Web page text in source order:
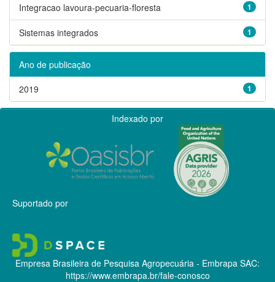
1
Integracao lavoura-pecuaria-floresta
1
Sistemas integrados
Ano de publicação
1
2019
Indexado por
Suportado por
Empresa Brasileira de Pesquisa Agropecuária - Embrapa SAC:
https://www.embrapa.br/fale-conosco